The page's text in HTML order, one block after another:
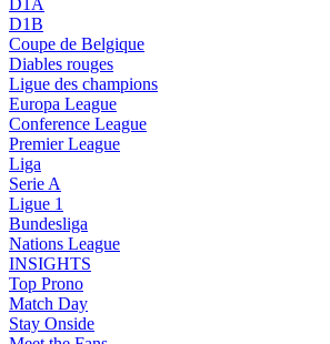
D1B
Coupe de Belgique
Diables rouges
Ligue des champions
Europa League
Conference League
Premier League
Liga
Serie A
Ligue 1
Bundesliga
Nations League
INSIGHTS
Top Prono
Match Day
Stay Onside